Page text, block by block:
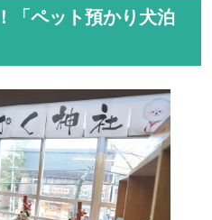
「ペット預かり犬泊